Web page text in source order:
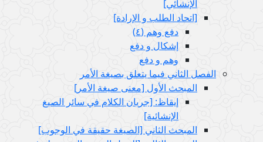
الإنشائي‏]
[اتحاد الطلب و الإرادة]
دفع وهم (٤)
إشكال و دفع
وهم و دفع
الفصل الثاني فيما يتعلق بصيغة الأمر
المبحث الأول‏ [معنى صيغة الأمر]
إيقاظ: [جريان الكلام في سائر الصيغ
الإنشائية]
المبحث الثاني‏ [الصيغة حقيقة في الوجوب‏]